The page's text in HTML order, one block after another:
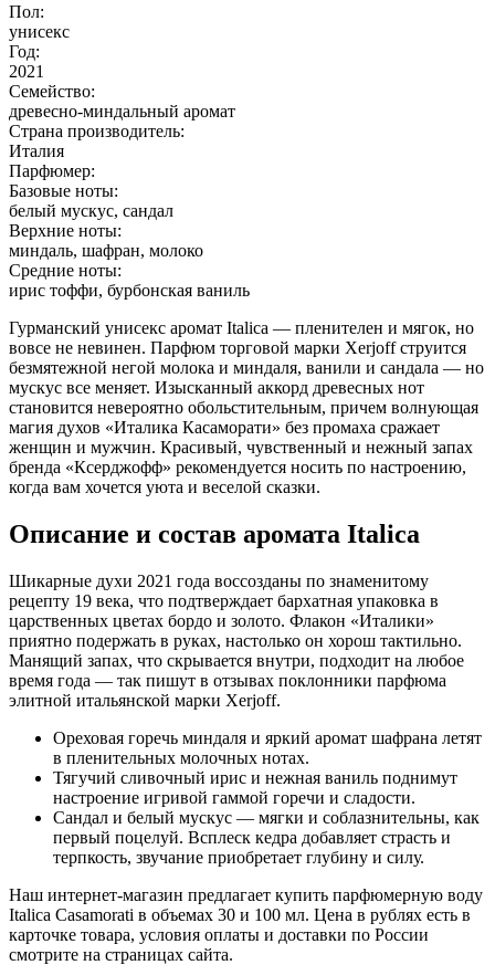
Пол:
унисекс
Год:
2021
Семейство:
древесно-миндальный аромат
Страна производитель:
Италия
Парфюмер:
Базовые ноты:
белый мускус, сандал
Верхние ноты:
миндаль, шафран, молоко
Средние ноты:
ирис тоффи, бурбонская ваниль
Гурманский унисекс аромат Italica — пленителен и мягок, но
вовсе не невинен. Парфюм торговой марки Xerjoff струится
безмятежной негой молока и миндаля, ванили и сандала — но
мускус все меняет. Изысканный аккорд древесных нот
становится невероятно обольстительным, причем волнующая
магия духов «Италика Касаморати» без промаха сражает
женщин и мужчин. Красивый, чувственный и нежный запах
бренда «Ксерджофф» рекомендуется носить по настроению,
когда вам хочется уюта и веселой сказки.
Описание и состав аромата Italica
Шикарные духи 2021 года воссозданы по знаменитому
рецепту 19 века, что подтверждает бархатная упаковка в
царственных цветах бордо и золото. Флакон «Италики»
приятно подержать в руках, настолько он хорош тактильно.
Манящий запах, что скрывается внутри, подходит на любое
время года — так пишут в отзывах поклонники парфюма
элитной итальянской марки Xerjoff.
Ореховая горечь миндаля и яркий аромат шафрана летят
в пленительных молочных нотах.
Тягучий сливочный ирис и нежная ваниль поднимут
настроение игривой гаммой горечи и сладости.
Сандал и белый мускус — мягки и соблазнительны, как
первый поцелуй. Всплеск кедра добавляет страсть и
терпкость, звучание приобретает глубину и силу.
Наш интернет-магазин предлагает купить парфюмерную воду
Italica Casamorati в объемах 30 и 100 мл. Цена в рублях есть в
карточке товара, условия оплаты и доставки по России
смотрите на страницах сайта.